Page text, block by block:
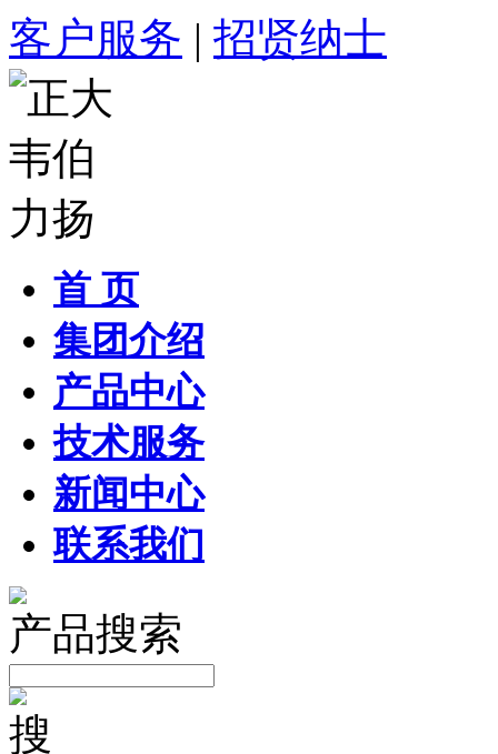
客户服务 | 招贤纳士
首 页
集团介绍
产品中心
技术服务
新闻中心
联系我们
产品搜索